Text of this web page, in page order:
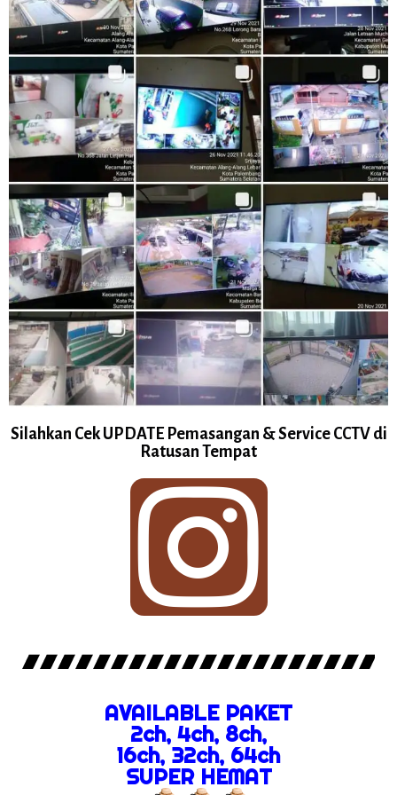
Silahkan Cek UPDATE Pemasangan & Service CCTV di
Ratusan Tempat
AVAILABLE PAKET
2ch, 4ch, 8ch,
16ch, 32ch, 64ch
SUPER HEMAT